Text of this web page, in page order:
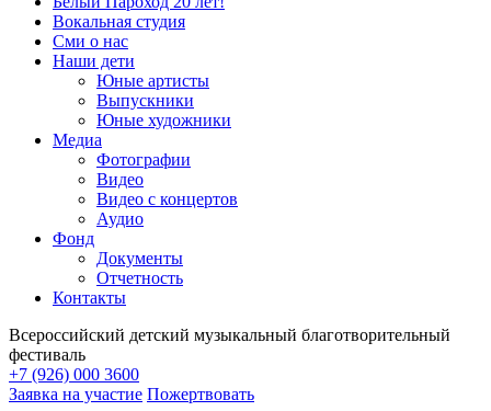
Вокальная студия
Сми о нас
Наши дети
Юные артисты
Выпускники
Юные художники
Медиа
Фотографии
Видео
Видео с концертов
Аудио
Фонд
Документы
Отчетность
Контакты
Всероссийский детский музыкальный благотворительный
фестиваль
+7 (926) 000 3600
Заявка на участие Пожертвовать